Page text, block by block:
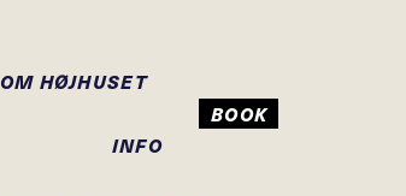
OM HØJHUSET
INFO
BOOK